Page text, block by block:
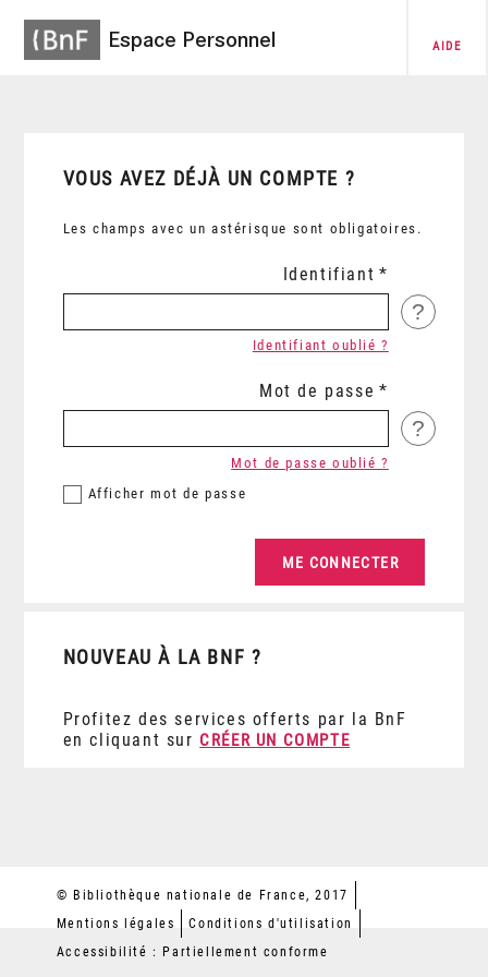
Espace Personnel AIDE
VOUS AVEZ DÉJÀ UN COMPTE ?
Les champs avec un astérisque sont obligatoires.
Identifiant
?
Identifiant oublié ?
Mot de passe
?
Afficher mot de passe
Mot de passe oublié ?
NOUVEAU À LA BNF ?
Profitez des services offerts par la BnF
en cliquant sur CRÉER UN COMPTE
© Bibliothèque nationale de France, 2017
Mentions légales
Conditions d'utilisation
Accessibilité : Partiellement conforme